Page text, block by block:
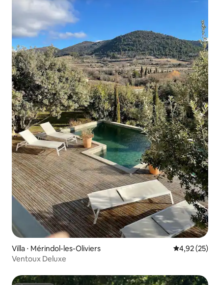
Villa ⋅ Mérindol-les-Oliviers Évaluation
4,92 (25)
Ventoux Deluxe